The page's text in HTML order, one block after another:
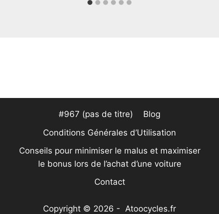
#967 (pas de titre)
Blog
Conditions Générales d’Utilisation
Conseils pour minimiser le malus et maximiser
le bonus lors de l’achat d’une voiture
Contact
Copyright © 2026 - Atoocycles.fr